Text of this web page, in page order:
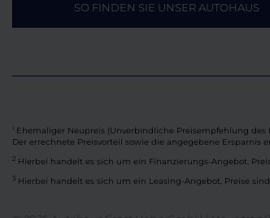
SO FINDEN SIE UNSER AUTOHAUS
Ehemaliger Neupreis (Unverbindliche Preisempfehlung des
Der errechnete Preisvorteil sowie die angegebene
2 Hierbei handelt es sich um ein Finanzierungs-Angebot.
3 Hierbei handelt es sich um ein Leasing-Angebot. Preise